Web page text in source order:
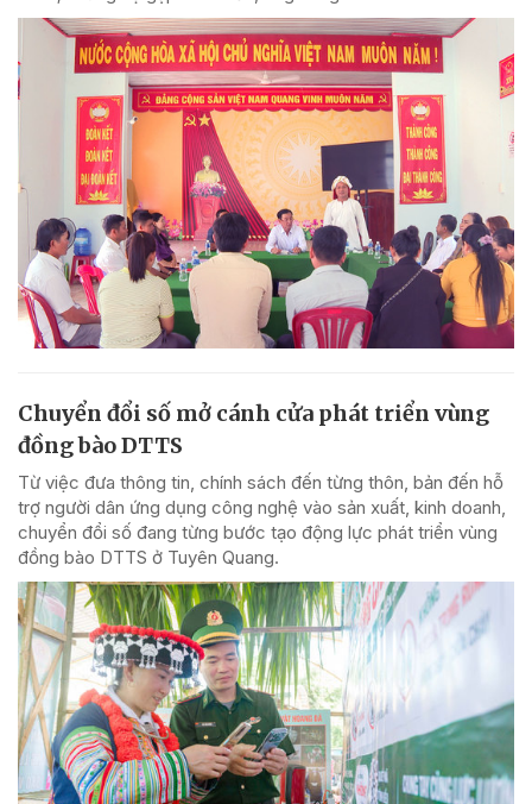
Chuyển đổi số mở cánh cửa phát triển vùng
đồng bào DTTS
Từ việc đưa thông tin, chính sách đến từng thôn, bản đến hỗ
trợ người dân ứng dụng công nghệ vào sản xuất, kinh doanh,
chuyển đổi số đang từng bước tạo động lực phát triển vùng
đồng bào DTTS ở Tuyên Quang.